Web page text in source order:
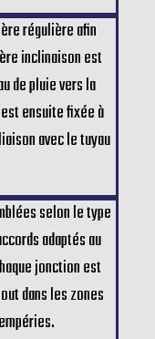
régulière afin
inclinaison est
de pluie vers la
ensuite fixée à
avec le tuyau
selon le type
adaptés au
jonction est
dans les zones